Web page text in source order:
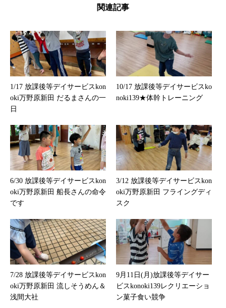
関連記事
1/17 放課後等デイサービスkon
oki万野原新田 だるまさんの一
日
10/17 放課後等デイサービスko
noki139★体幹トレーニング
6/30 放課後等デイサービスkon
oki万野原新田 船長さんの命令
です
3/12 放課後等デイサービスkon
oki万野原新田 フライングディ
スク
7/28 放課後等デイサービスkon
oki万野原新田 流しそうめん＆
浅間大社
9月11日(月)放課後等デイサー
ビスkonoki139レクリエーショ
ン菓子食い競争